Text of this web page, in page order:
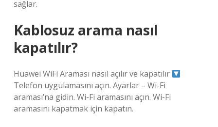
sağlar.
Kablosuz arama nasıl
kapatılır?
Huawei WiFi Araması nasıl açılır ve kapatılır
Telefon uygulamasını açın. Ayarlar – Wi-Fi
araması’na gidin. Wi-Fi aramasını açın. Wi-Fi
aramasını kapatmak için kapatın.